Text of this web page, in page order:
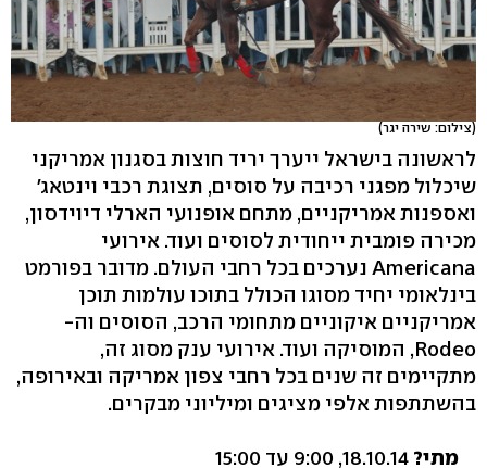
(צילום: שירה יגר)
לראשונה בישראל ייערך יריד חוצות בסגנון אמריקני
שיכלול מפגני רכיבה על סוסים, תצוגת רכבי וינטאג'
ואספנות אמריקניים, מתחם אופנועי הארלי דיוידסון,
מכירה פומבית ייחודית לסוסים ועוד. אירועי
Americana נערכים בכל רחבי העולם. מדובר בפורמט
בינלאומי יחיד מסוגו הכולל בתוכו עולמות תוכן
אמריקניים איקוניים מתחומי הרכב, הסוסים וה-
Rodeo, המוסיקה ועוד. אירועי ענק מסוג זה,
מתקיימים זה שנים בכל רחבי צפון אמריקה ובאירופה,
בהשתתפות אלפי מציגים ומיליוני מבקרים.
מתי?